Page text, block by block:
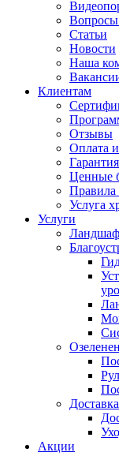
Статьи
Новости
Наша
Клиентам
Отзывы
Оплата и
Ценные
Правила
Услуга
Услуги
Акции